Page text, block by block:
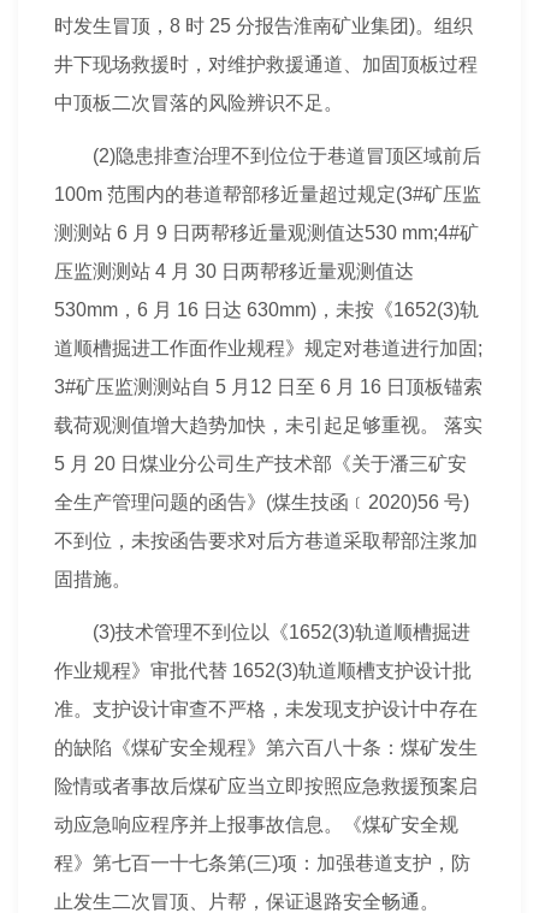
时发生冒顶，8 时 25 分报告淮南矿业集团)。组织
井下现场救援时，对维护救援通道、加固顶板过程
中顶板二次冒落的风险辨识不足。
(2)隐患排查治理不到位位于巷道冒顶区域前后
100m 范围内的巷道帮部移近量超过规定(3#矿压监
测测站 6 月 9 日两帮移近量观测值达530 mm;4#矿
压监测测站 4 月 30 日两帮移近量观测值达
530mm，6 月 16 日达 630mm)，未按《1652(3)轨
道顺槽掘进工作面作业规程》规定对巷道进行加固;
3#矿压监测测站自 5 月12 日至 6 月 16 日顶板锚索
载荷观测值增大趋势加快，未引起足够重视。 落实
5 月 20 日煤业分公司生产技术部《关于潘三矿安
全生产管理问题的函告》(煤生技函﹝2020)56 号)
不到位，未按函告要求对后方巷道采取帮部注浆加
固措施。
(3)技术管理不到位以《1652(3)轨道顺槽掘进
作业规程》审批代替 1652(3)轨道顺槽支护设计批
准。支护设计审查不严格，未发现支护设计中存在
的缺陷《煤矿安全规程》第六百八十条：煤矿发生
险情或者事故后煤矿应当立即按照应急救援预案 启
动应急响应程序并上报事故信息。《煤矿安全规
程》第七百一十七条第(三)项：加强巷道支护，防
止发生二次冒顶、片帮，保证退路安全畅通。